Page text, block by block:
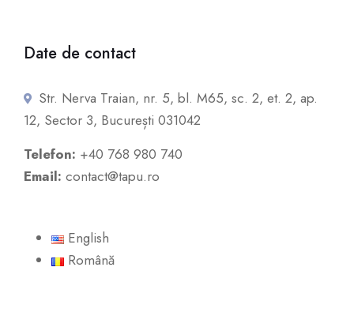
Date de contact
Str. Nerva Traian, nr. 5, bl. M65, sc. 2, et. 2, ap.
12, Sector 3, București 031042
Telefon: +40 768 980 740
Email: contact@tapu.ro
English
Română